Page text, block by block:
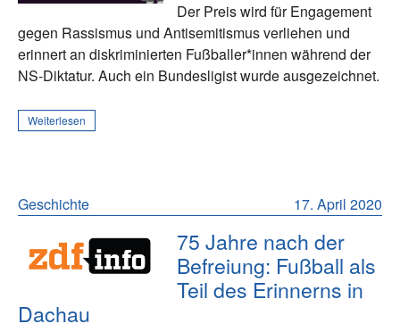
Der Preis wird für Engagement
gegen Rassismus und Antisemitismus verliehen und
erinnert an diskriminierten Fußballer*innen während der
NS-Diktatur. Auch ein Bundesligist wurde ausgezeichnet.
Weiterlesen
17. April 2020
Geschichte
75 Jahre nach der
Befreiung: Fußball als
Teil des Erinnerns in
Dachau